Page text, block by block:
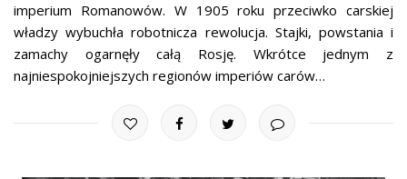
imperium Romanowów. W 1905 roku przeciwko carskiej
władzy wybuchła robotnicza rewolucja. Stajki, powstania i
zamachy ogarnęły całą Rosję. Wkrótce jednym z
najniespokojniejszych regionów imperiów carów…